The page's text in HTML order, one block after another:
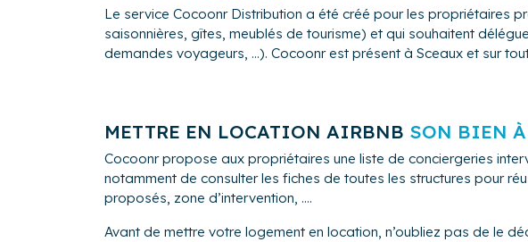
Le service Cocoonr Distribution a été créé pour les propriétaires
saisonnières, gîtes, meublés de tourisme) et qui souhaitent
demandes voyageurs, ...). Cocoonr est présent à Sceaux et sur
METTRE EN LOCATION AIRBNB SON BIEN
Cocoonr propose aux propriétaires une liste de conciergeries
notamment de consulter les fiches de toutes les structures pour
proposés, zone d’intervention, ....
Avant de mettre votre logement en location, n’oubliez pas de le